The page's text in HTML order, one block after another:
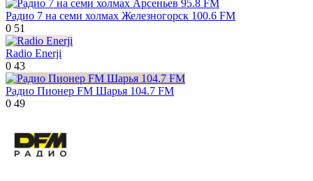
Радио 7 на семи холмах Железногорск 100.6 FM
0 51
Radio Enerji
0 43
Радио Пионер FM Шарья 104.7 FM
0 49